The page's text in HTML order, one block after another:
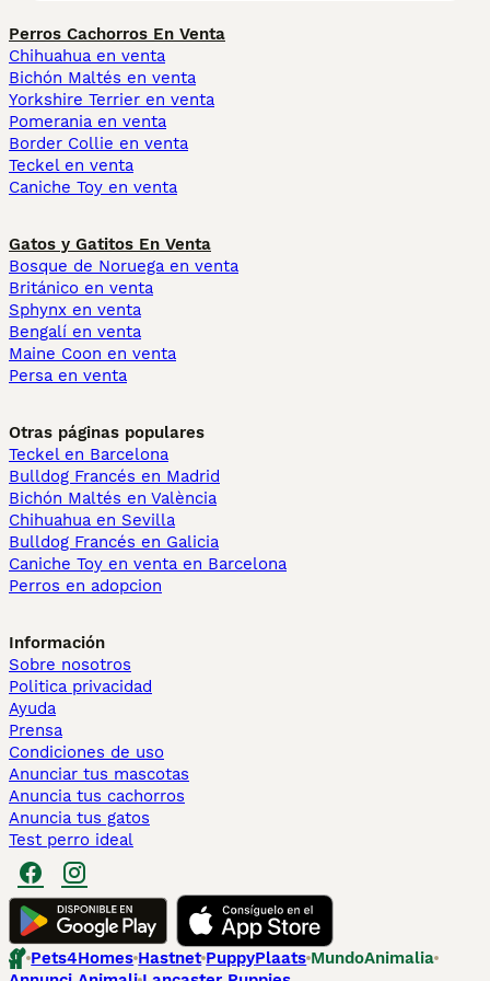
Perros Cachorros En Venta
Chihuahua en venta
Bichón Maltés en venta
Yorkshire Terrier en venta
Pomerania en venta
Border Collie en venta
Teckel en venta
Caniche Toy en venta
Gatos y Gatitos En Venta
Bosque de Noruega en venta
Británico en venta
Sphynx en venta
Bengalí en venta
Maine Coon en venta
Persa en venta
Otras páginas populares
Teckel en Barcelona
Bulldog Francés en Madrid
Bichón Maltés en València
Chihuahua en Sevilla
Bulldog Francés en Galicia
Caniche Toy en venta en Barcelona
Perros en adopcion
Información
Sobre nosotros
Politica privacidad
Ayuda
Prensa
Condiciones de uso
Anunciar tus mascotas
Anuncia tus cachorros
Anuncia tus gatos
Test perro ideal
Pets4Homes Hastnet PuppyPlaats MundoAnimalia